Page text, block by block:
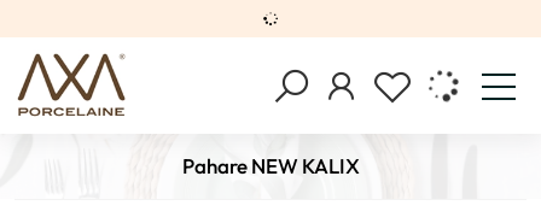
Pahare NEW KALIX